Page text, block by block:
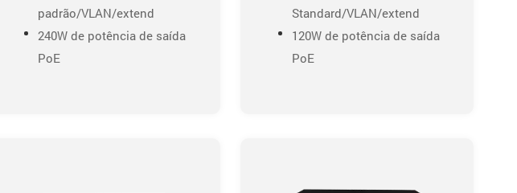
padrão/VLAN/extend
240W de potência de saída
PoE
Standard/VLAN/extend
120W de potência de saída
PoE